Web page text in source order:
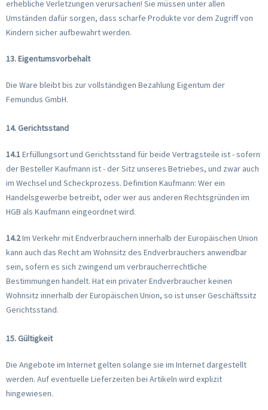
erhebliche Verletzungen verursachen! Sie müssen unter allen
Umständen dafür sorgen, dass scharfe Produkte vor dem Zugriff von
Kindern sicher aufbewahrt werden.
13. Eigentumsvorbehalt
Die Ware bleibt bis zur vollständigen Bezahlung Eigentum der
Femundus GmbH.
14. Gerichtsstand
14.1Erfüllungsort und Gerichtsstand für beide Vertragsteile ist - sofern
der Besteller Kaufmann ist - der Sitz unseres Betriebes, und zwar auch
im Wechsel und Scheckprozess. Definition Kaufmann: Wer ein
Handelsgewerbe betreibt, oder wer aus anderen Rechtsgründen im
HGB als Kaufmann eingeordnet wird.
14.2Im Verkehr mit Endverbrauchern innerhalb der Europäischen Union
kann auch das Recht am Wohnsitz des Endverbrauchers anwendbar
sein, sofern es sich zwingend um verbraucherrechtliche
Bestimmungen handelt. Hat ein privater Endverbraucher keinen
Wohnsitz innerhalb der Europäischen Union, so ist unser Geschäftssitz
Gerichtsstand.
15. Gültigkeit
Die Angebote im Internet gelten solange sie im Internet dargestellt
werden. Auf eventuelle Lieferzeiten bei Artikeln wird explizit
hingewiesen.